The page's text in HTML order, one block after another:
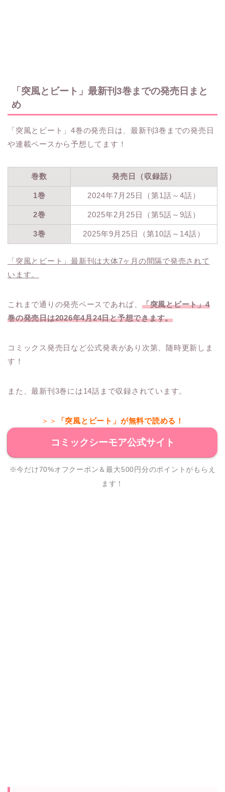
「突風とビート」最新刊3巻までの発売日まと
め
「突風とビート」4巻の発売日は、最新刊3巻までの発売日
や連載ペースから予想してます！
巻数 発売日（収録話）
1巻 2024年7月25日（第1話～4話）
2巻 2025年2月25日（第5話～9話）
3巻 2025年9月25日（第10話～14話）
「突風とビート」最新刊は大体7ヶ月の間隔で発売されて
います。
これまで通りの発売ペースであれば、 「突風とビート」4
巻の発売日は2026年4月24日と予想できます。
コミックス発売日など公式発表があり次第、随時更新しま
す！
また、最新刊3巻には14話まで収録されています。
＞＞ 「突風とビート」が無料で読める！
コミックシーモア公式サイト
※今だけ70%オフクーポン＆最大500円分のポイントがもらえ
ます！